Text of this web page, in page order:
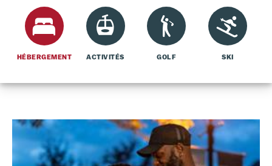
HÉBERGEMENT ACTIVITÉS GOLF SKI